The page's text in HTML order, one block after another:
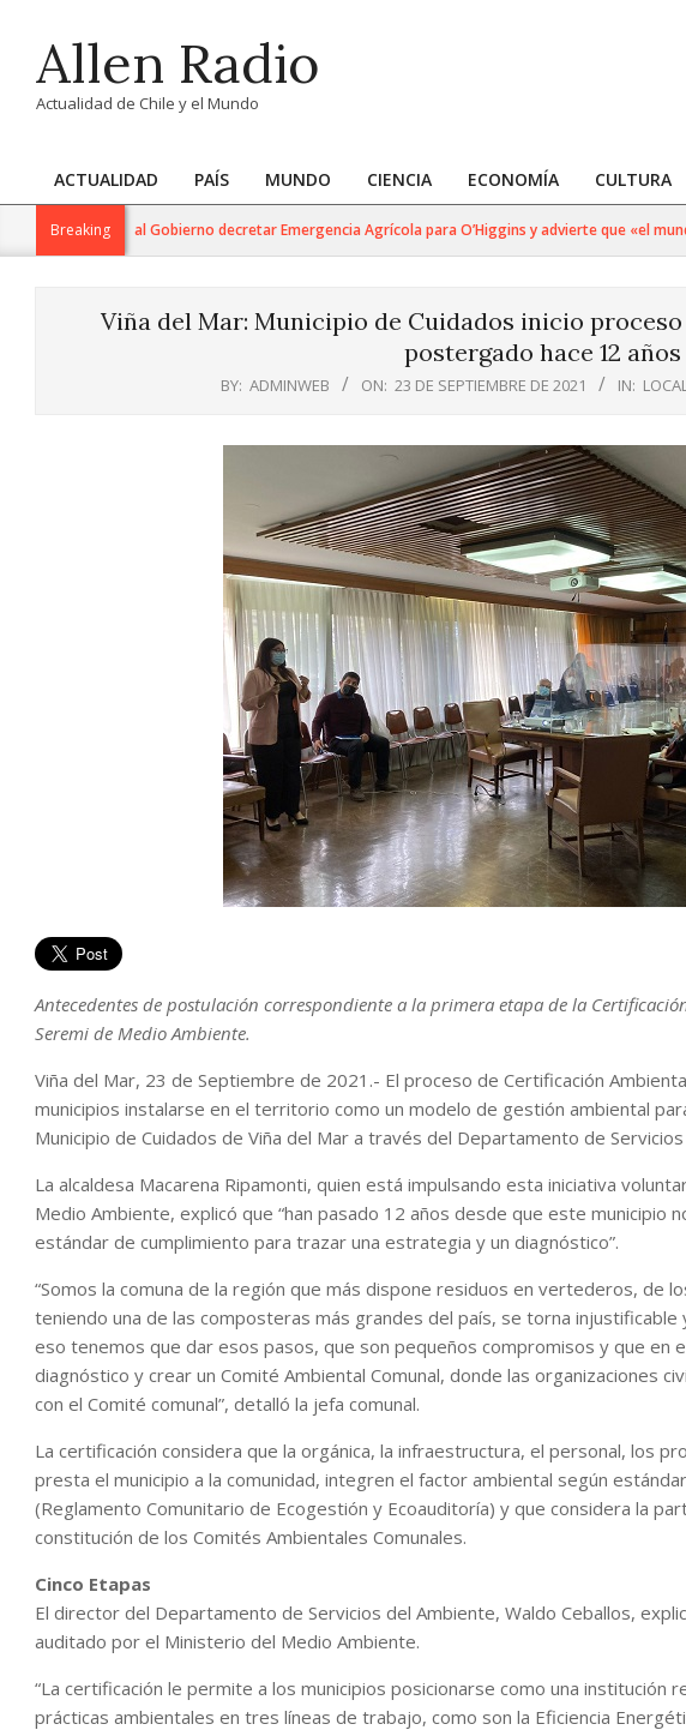
contentAllen Radio
Actualidad de Chile y el Mundo
Primary
Navigation
ACTUALIDAD PAÍS MUNDO CIENCIA ECONOMÍA CULTURA
Breaking
exige al Gobierno decretar Emergencia Agrícola para O’Higgins y advierte que «el mundo
Viña del Mar: Municipio de Cuidados inicio
postergado hace 12 años
BY: ADMINWEB ON: 23 DE SEPTIEMBRE DE 2021 IN:
Antecedentes de postulación correspondiente a la primera etapa de la
Seremi de Medio Ambiente.
Viña del Mar, 23 de Septiembre de 2021.- El proceso de Certificación
municipios instalarse en el territorio como un modelo de gestión ambiental
Municipio de Cuidados de Viña del Mar a través del Departamento de
La alcaldesa Macarena Ripamonti, quien está impulsando esta iniciativa
Medio Ambiente, explicó que “han pasado 12 años desde que este municipio
estándar de cumplimiento para trazar una estrategia y un diagnóstico”.
“Somos la comuna de la región que más dispone residuos en vertederos, de
teniendo una de las composteras más grandes del país, se torna injustificable
eso tenemos que dar esos pasos, que son pequeños compromisos y que en
diagnóstico y crear un Comité Ambiental Comunal, donde las organizaciones
con el Comité comunal”, detalló la jefa comunal.
La certificación considera que la orgánica, la infraestructura, el personal, los
presta el municipio a la comunidad, integren el factor ambiental según
(Reglamento Comunitario de Ecogestión y Ecoauditoría) y que considera la
constitución de los Comités Ambientales Comunales.
Cinco Etapas
El director del Departamento de Servicios del Ambiente, Waldo Ceballos,
auditado por el Ministerio del Medio Ambiente.
“La certificación le permite a los municipios posicionarse como una institución
prácticas ambientales en tres líneas de trabajo, como son la Eficiencia